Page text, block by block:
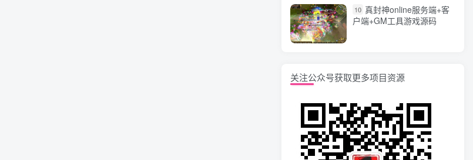
10 真封神online服务端+客
户端+GM工具游戏源码
关注公众号获取更多项目资源